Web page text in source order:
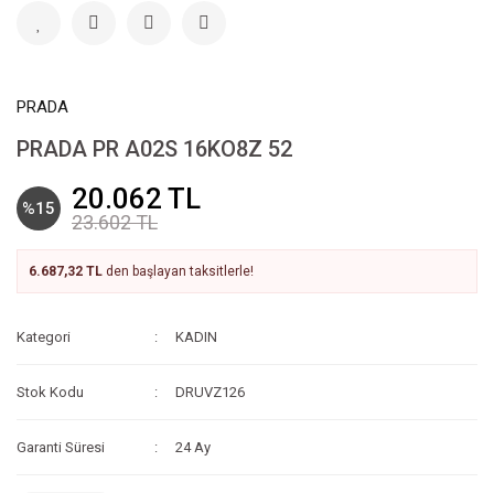
PRADA
PRADA PR A02S 16KO8Z 52
%15 20.062 TL
23.602 TL
6.687,32 TL den başlayan taksitlerle!
Kategori KADIN
Stok Kodu DRUVZ126
Garanti Süresi 24 Ay